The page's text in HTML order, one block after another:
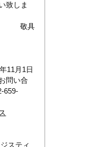
致しま
敬具
11月1日
問い合
659-
スティ